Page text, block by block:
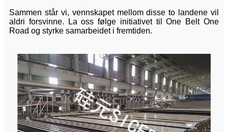
Sammen står vi, vennskapet mellom disse to landene vil
aldri forsvinne. La oss følge initiativet til One Belt One
Road og styrke samarbeidet i fremtiden.